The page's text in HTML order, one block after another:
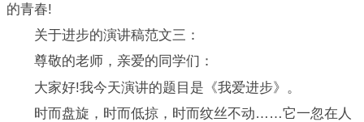
的青春!
关于进步的演讲稿范文三：
尊敬的老师，亲爱的同学们：
大家好!我今天演讲的题目是《我爱进步》。
时而盘旋，时而低掠，时而纹丝不动……它一忽在人